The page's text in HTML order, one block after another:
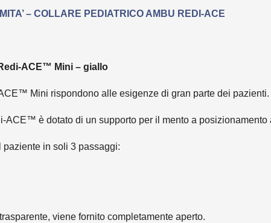
– COLLARE PEDIATRICO AMBU REDI-ACE
ACE™ Mini – giallo
Mini rispondono alle esigenze di gran parte dei pazienti.
ACE™ è dotato di un supporto per il mento a posizionamento
paziente in soli 3 passaggi:
viene fornito completamente aperto.